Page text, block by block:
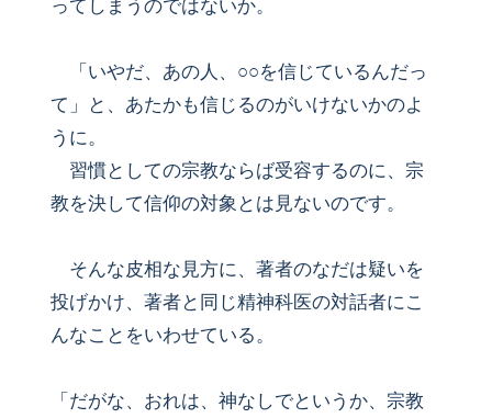
ってしまうのではないか。
「いやだ、あの人、○○を信じているんだっ
て」と、あたかも信じるのがいけないかのよ
うに。
習慣としての宗教ならば受容するのに、宗
教を決して信仰の対象とは見ないのです。
そんな皮相な見方に、著者のなだは疑いを
投げかけ、著者と同じ精神科医の対話者にこ
んなことをいわせている。
「だがな、おれは、神なしでというか、宗教